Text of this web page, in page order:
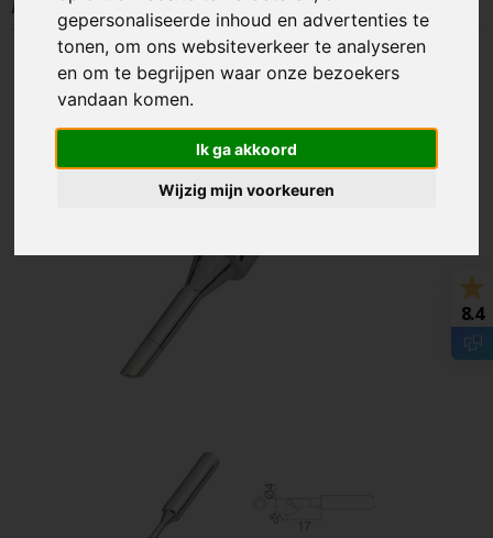
gepersonaliseerde inhoud en advertenties te
tonen, om ons websiteverkeer te analyseren
en om te begrijpen waar onze bezoekers
vandaan komen.
Ik ga akkoord
Wijzig mijn voorkeuren
Home >SOLDEER >Soldeer punten>Soldeerpunt kegel 4C
8.4